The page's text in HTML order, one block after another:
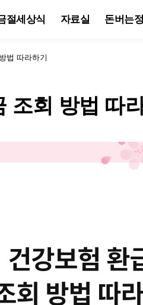
절세상식 자료실 돈버는
법 따라하기
조회 방법 따